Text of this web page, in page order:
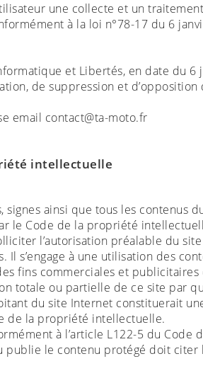
une collecte et un
à la loi n°78-17 du 6
et Libertés, en date du 6
de suppression et
email contact@ta-moto.fr
intellectuelle
signes ainsi que tous les contenus
le Code de la propriété
l’autorisation préalable du
Il s’engage à une utilisation des
fins commerciales et
totale ou partielle de ce site par
du site Internet constituerait
de la propriété intellectuelle.
à l’article L122-5 du
le contenu protégé doit citer